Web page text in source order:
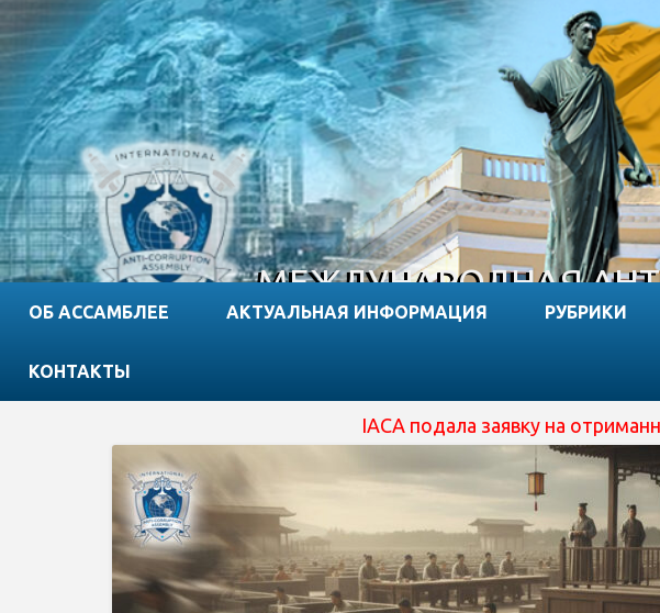
МЕЖДУНАРОДНАЯ
ОБ АССАМБЛЕЕ АКТУАЛЬНАЯ ИНФОРМАЦИЯ РУБРИКИ
КОНТАКТЫ
IACA подала заявку на отримання